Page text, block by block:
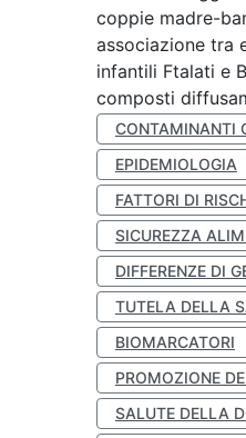
coppie madre-
associazione tra
infantili Ftalati e
composti
CONTAMINANTI
EPIDEMIOLOGIA
FATTORI DI
SICUREZZA
DIFFERENZE DI
TUTELA DELLA
BIOMARCATORI
PROMOZIONE
SALUTE DELLA